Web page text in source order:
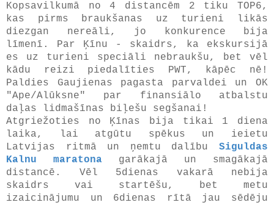
Kopsavilkumā no 4 distancēm 2 tiku TOP6,
kas pirms braukšanas uz turieni likās
diezgan nereāli, jo konkurence bija
līmenī. Par Ķīnu - skaidrs, ka ekskursijā
es uz turieni speciāli nebraukšu, bet vēl
kādu reizi piedalīties PWT, kāpēc nē!
Paldies Gaujienas pagasta parvaldei un OK
"Ape/Alūksne" par finansiālo atbalstu
daļas lidmašīnas biļešu segšanai!
Atgriežoties no Ķīnas bija tikai 1 diena
laika, lai atgūtu spēkus un ieietu
Latvijas ritmā un ņemtu dalību Siguldas
Kalnu maratona
garākajā un smagākajā
distancē. Vēl 5dienas vakarā nebija
skaidrs vai startēšu, bet metu
izaicinājumu un 6dienas rītā jau sēdēju